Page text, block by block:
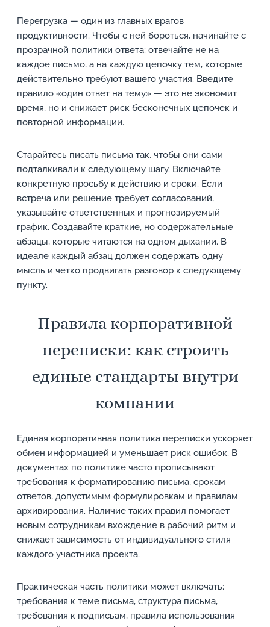
Перегрузка — один из главных врагов
продуктивности. Чтобы с ней бороться, начинайте с
прозрачной политики ответа: отвечайте не на
каждое письмо, а на каждую цепочку тем, которые
действительно требуют вашего участия. Введите
правило «один ответ на тему» — это не экономит
время, но и снижает риск бесконечных цепочек и
повторной информации.
Старайтесь писать письма так, чтобы они сами
подталкивали к следующему шагу. Включайте
конкретную просьбу к действию и сроки. Если
встреча или решение требует согласований,
указывайте ответственных и прогнозируемый
график. Создавайте краткие, но содержательные
абзацы, которые читаются на одном дыхании. В
идеале каждый абзац должен содержать одну
мысль и четко продвигать разговор к следующему
пункту.
Правила корпоративной
переписки: как строить
единые стандарты внутри
компании
Единая корпоративная политика переписки ускоряет
обмен информацией и уменьшает риск ошибок. В
документах по политике часто прописывают
требования к форматированию письма, срокам
ответов, допустимым формулировкам и правилам
архивирования. Наличие таких правил помогает
новым сотрудникам вхождение в рабочий ритм и
снижает зависимость от индивидуального стиля
каждого участника проекта.
Практическая часть политики может включать:
требования к теме письма, структура письма,
требования к подписьам, правила использования